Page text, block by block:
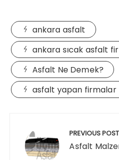
ankara asfalt
ankara sıcak asfalt
Asfalt Ne Demek?
asfalt yapan firmalar
navigation PREVIOUS POST
Asfalt